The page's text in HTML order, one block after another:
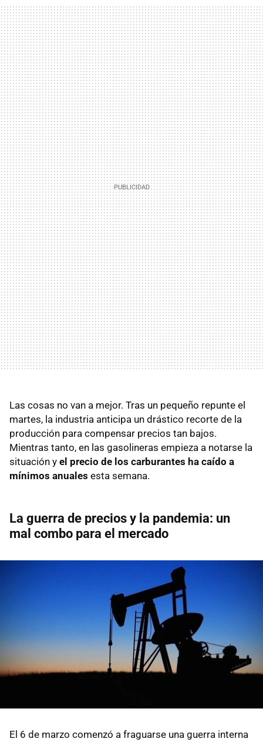
Las cosas no van a mejor. Tras un pequeño repunte el
martes, la industria anticipa un drástico recorte de la
producción para compensar precios tan bajos.
Mientras tanto, en las gasolineras empieza a notarse la
situación y el precio de los carburantes ha caído a
mínimos anuales esta semana.
La guerra de precios y la pandemia: un
mal combo para el mercado
El 6 de marzo comenzó a fraguarse una guerra interna